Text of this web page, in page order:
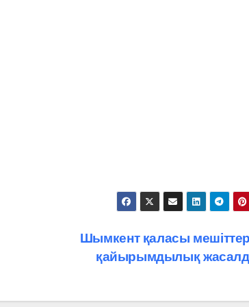
Шымкент қаласы
қайырымдылық